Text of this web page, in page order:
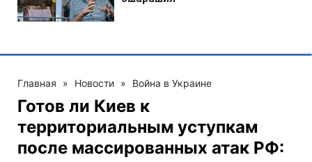
Главная » Новости » Война в Украине
Готов ли Киев к
территориальным уступкам
после массированных атак РФ: